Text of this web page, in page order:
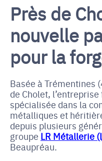
Près de
nouvelle
pour la
Basée à Trémentines
de Cholet,
spécialisée dans la
métalliques et
depuis plusieurs
groupe LR Métallerie
Beaupréau.